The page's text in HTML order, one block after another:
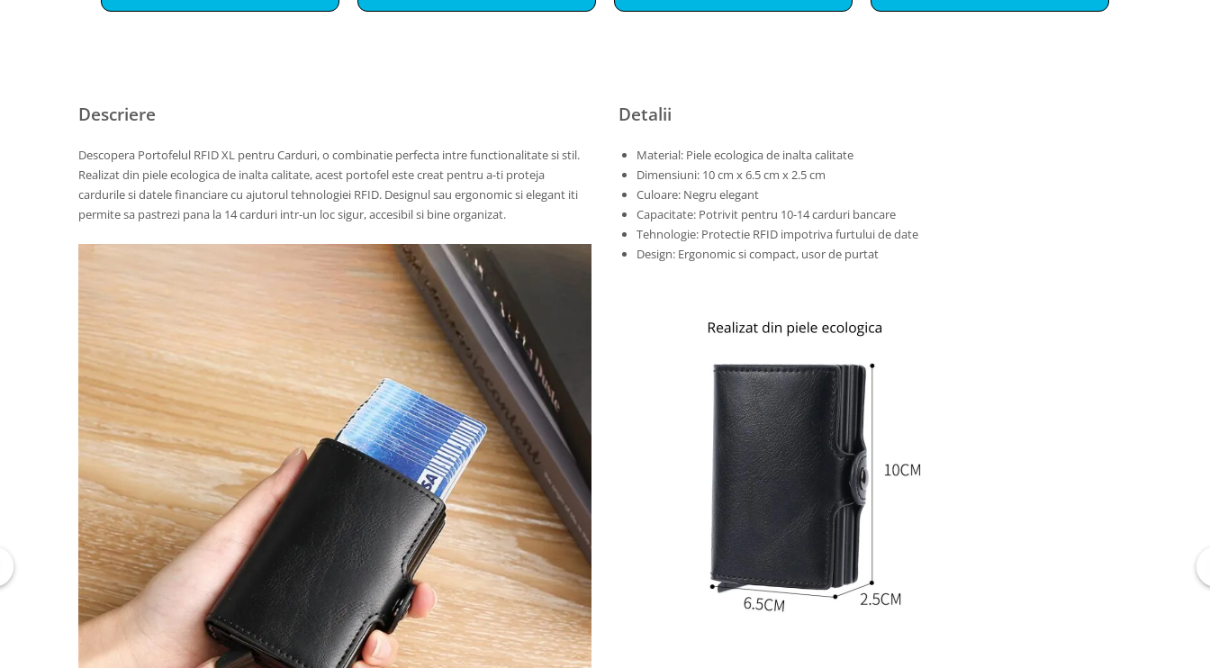
Descriere
Descopera Portofelul RFID XL pentru Carduri, o combinatie perfecta intre functionalitate si stil.
Realizat din piele ecologica de inalta calitate, acest portofel este creat pentru a-ti proteja
cardurile si datele financiare cu ajutorul tehnologiei RFID. Designul sau ergonomic si elegant iti
permite sa pastrezi pana la 14 carduri intr-un loc sigur, accesibil si bine organizat.
Detalii
Material: Piele ecologica de inalta calitate
Dimensiuni: 10 cm x 6.5 cm x 2.5 cm
Culoare: Negru elegant
Capacitate: Potrivit pentru 10-14 carduri bancare
Tehnologie: Protectie RFID impotriva furtului de date
Design: Ergonomic si compact, usor de purtat